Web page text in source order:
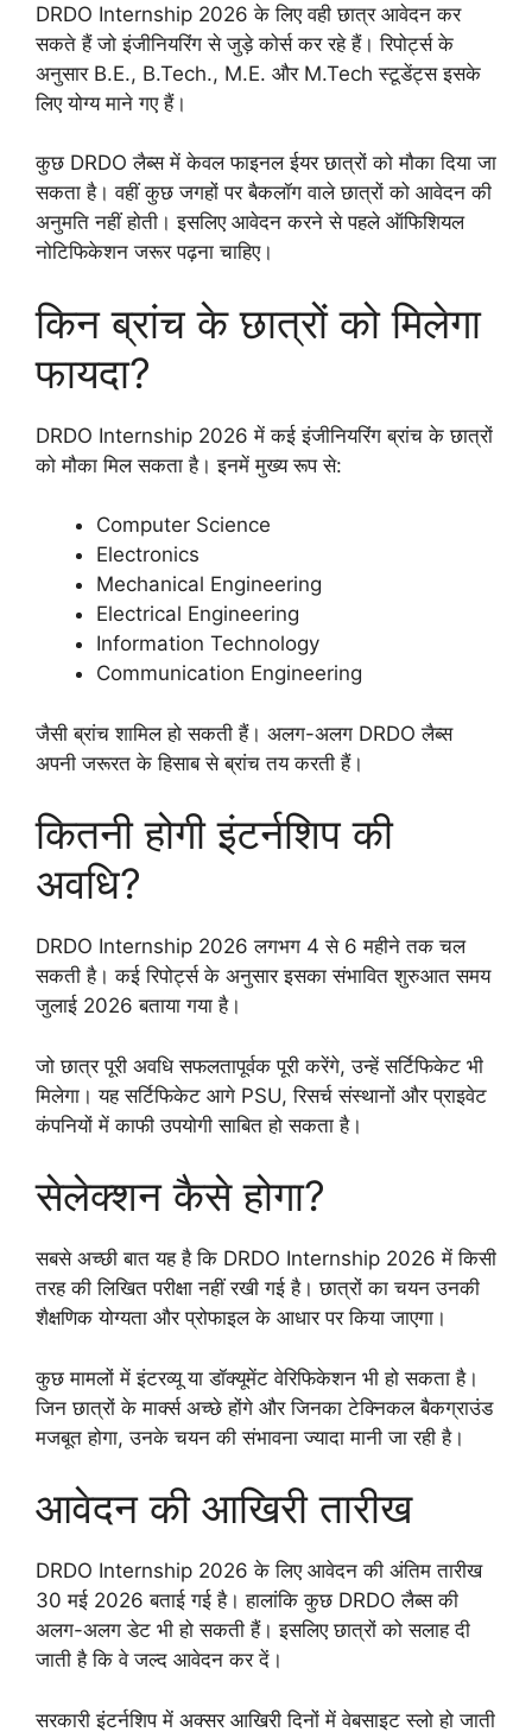
DRDO Internship 2026 के लिए वही छात्र आवेदन कर
सकते हैं जो इंजीनियरिंग से जुड़े कोर्स कर रहे हैं। रिपोर्ट्स के
अनुसार B.E., B.Tech., M.E. और M.Tech स्टूडेंट्स इसके
लिए योग्य माने गए हैं।
कुछ DRDO लैब्स में केवल फाइनल ईयर छात्रों को मौका दिया जा
सकता है। वहीं कुछ जगहों पर बैकलॉग वाले छात्रों को आवेदन की
अनुमति नहीं होती। इसलिए आवेदन करने से पहले ऑफिशियल
नोटिफिकेशन जरूर पढ़ना चाहिए।
किन ब्रांच के छात्रों को मिलेगा
फायदा?
DRDO Internship 2026 में कई इंजीनियरिंग ब्रांच के छात्रों
को मौका मिल सकता है। इनमें मुख्य रूप से:
Computer Science
Electronics
Mechanical Engineering
Electrical Engineering
Information Technology
Communication Engineering
जैसी ब्रांच शामिल हो सकती हैं। अलग-अलग DRDO लैब्स
अपनी जरूरत के हिसाब से ब्रांच तय करती हैं।
कितनी होगी इंटर्नशिप की
अवधि?
DRDO Internship 2026 लगभग 4 से 6 महीने तक चल
सकती है। कई रिपोर्ट्स के अनुसार इसका संभावित शुरुआत समय
जुलाई 2026 बताया गया है।
जो छात्र पूरी अवधि सफलतापूर्वक पूरी करेंगे, उन्हें सर्टिफिकेट भी
मिलेगा। यह सर्टिफिकेट आगे PSU, रिसर्च संस्थानों और प्राइवेट
कंपनियों में काफी उपयोगी साबित हो सकता है।
सेलेक्शन कैसे होगा?
सबसे अच्छी बात यह है कि DRDO Internship 2026 में किसी
तरह की लिखित परीक्षा नहीं रखी गई है। छात्रों का चयन उनकी
शैक्षणिक योग्यता और प्रोफाइल के आधार पर किया जाएगा।
कुछ मामलों में इंटरव्यू या डॉक्यूमेंट वेरिफिकेशन भी हो सकता है।
जिन छात्रों के मार्क्स अच्छे होंगे और जिनका टेक्निकल बैकग्राउंड
मजबूत होगा, उनके चयन की संभावना ज्यादा मानी जा रही है।
आवेदन की आखिरी तारीख
DRDO Internship 2026 के लिए आवेदन की अंतिम तारीख
30 मई 2026 बताई गई है। हालांकि कुछ DRDO लैब्स की
अलग-अलग डेट भी हो सकती हैं। इसलिए छात्रों को सलाह दी
जाती है कि वे जल्द आवेदन कर दें।
सरकारी इंटर्नशिप में अक्सर आखिरी दिनों में वेबसाइट स्लो हो जाती